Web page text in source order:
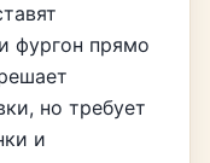
фургон прямо
но требует
и